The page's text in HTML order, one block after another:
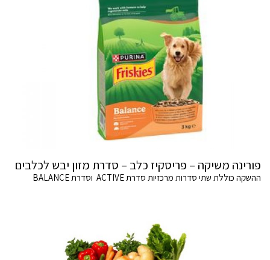
פורינה משיקה – פריסקיז כלב – סדרת מזון יבש לכלבים
ההשקה כוללת שתי סדרות מרכזיות סדרת ACTIVE וסדרת BALANCE